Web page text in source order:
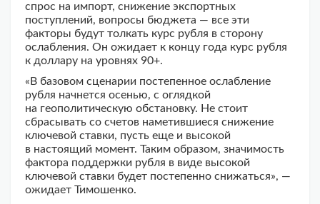
спрос на импорт, снижение экспортных
поступлений, вопросы бюджета — все эти
факторы будут толкать курс рубля в сторону
ослабления. Он ожидает к концу года курс рубля
к доллару на уровнях 90+.
«В базовом сценарии постепенное ослабление
рубля начнется осенью, с оглядкой
на геополитическую обстановку. Не стоит
сбрасывать со счетов наметившиеся снижение
ключевой ставки, пусть еще и высокой
в настоящий момент. Таким образом, значимость
фактора поддержки рубля в виде высокой
ключевой ставки будет постепенно снижаться», —
ожидает Тимошенко.